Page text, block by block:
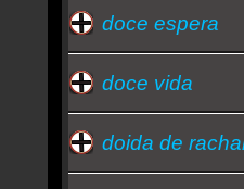
doce espera
doce vida
doida de